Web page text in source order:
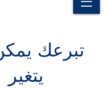
تبرعك
يتغير